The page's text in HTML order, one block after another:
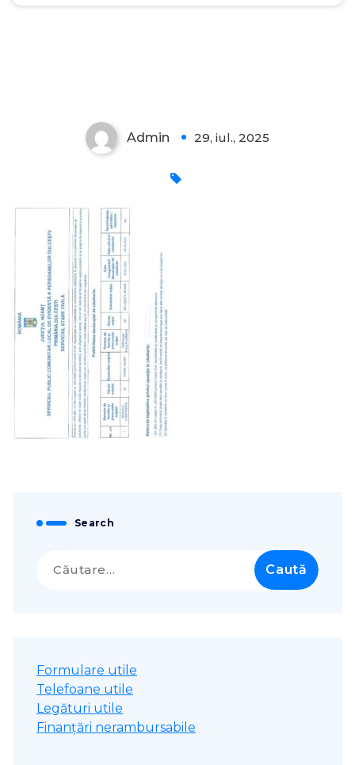
Admin 29, iul., 2025
Search
după:
Formulare utile
Telefoane utile
Legături utile
Finanțări nerambursabile